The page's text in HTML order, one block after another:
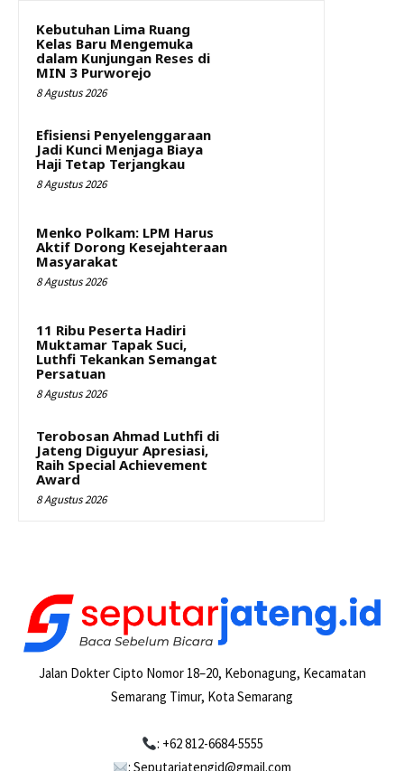
Kebutuhan Lima Ruang
Kelas Baru Mengemuka
dalam Kunjungan Reses di
MIN 3 Purworejo
8 Agustus 2026
Efisiensi Penyelenggaraan
Jadi Kunci Menjaga Biaya
Haji Tetap Terjangkau
8 Agustus 2026
Menko Polkam: LPM Harus
Aktif Dorong Kesejahteraan
Masyarakat
8 Agustus 2026
11 Ribu Peserta Hadiri
Muktamar Tapak Suci,
Luthfi Tekankan Semangat
Persatuan
8 Agustus 2026
Terobosan Ahmad Luthfi di
Jateng Diguyur Apresiasi,
Raih Special Achievement
Award
8 Agustus 2026
Jalan Dokter Cipto Nomor 18–20, Kebonagung, Kecamatan
Semarang Timur, Kota Semarang
: +62 812-6684-5555
: Seputarjatengid@gmail.com